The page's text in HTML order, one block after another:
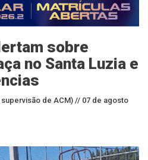
sobre
no Santa Luzia e
de ACM) // 07 de agosto